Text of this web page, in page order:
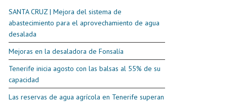
SANTA CRUZ | Mejora del sistema de
abastecimiento para el aprovechamiento de agua
desalada
Mejoras en la desaladora de Fonsalía
Tenerife inicia agosto con las balsas al 55% de su
capacidad
Las reservas de agua agrícola en Tenerife superan